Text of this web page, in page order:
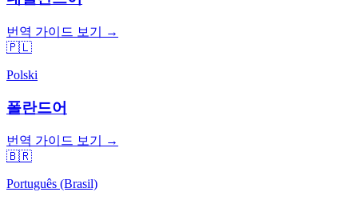
번역 가이드 보기 →
🇵🇱
Polski
폴란드어
번역 가이드 보기 →
🇧🇷
Português (Brasil)